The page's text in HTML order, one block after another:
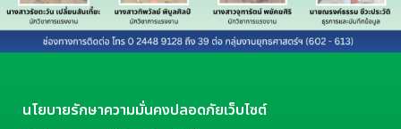
นโยบายรักษาความมั่นคงปลอดภัยเว็บไซต์